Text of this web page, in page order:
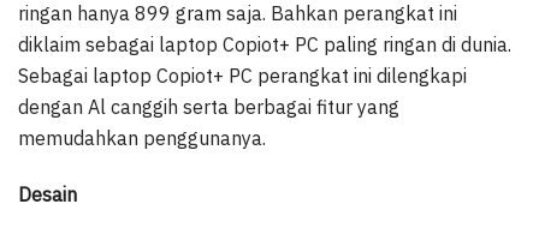
ringan hanya 899 gram saja. Bahkan perangkat ini
diklaim sebagai laptop Copiot+ PC paling ringan di dunia.
Sebagai laptop Copiot+ PC perangkat ini dilengkapi
dengan Al canggih serta berbagai fitur yang
memudahkan penggunanya.
Desain